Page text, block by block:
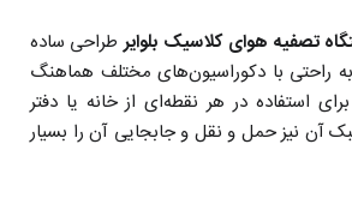
تصفیه هوای کلاسیک بلوایرطراحی ساده
راحتی با دکوراسیون‌های مختلف هماهنگ
استفاده در هر نقطه‌ای از خانه یا دفتر
آن نیز حمل و نقل و جابجایی آن را بسیار